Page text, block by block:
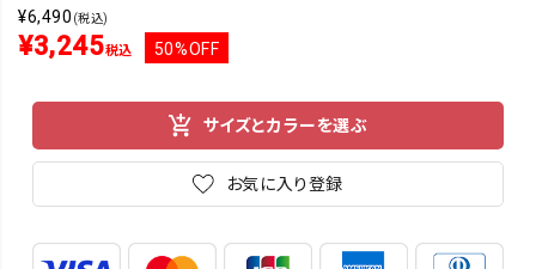
¥6,490 (税込)
¥3,245税込 50%OFF
サイズとカラーを選ぶ
お気に入り登録